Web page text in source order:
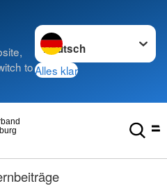
to
Sprache wechseln zu
Alles klar